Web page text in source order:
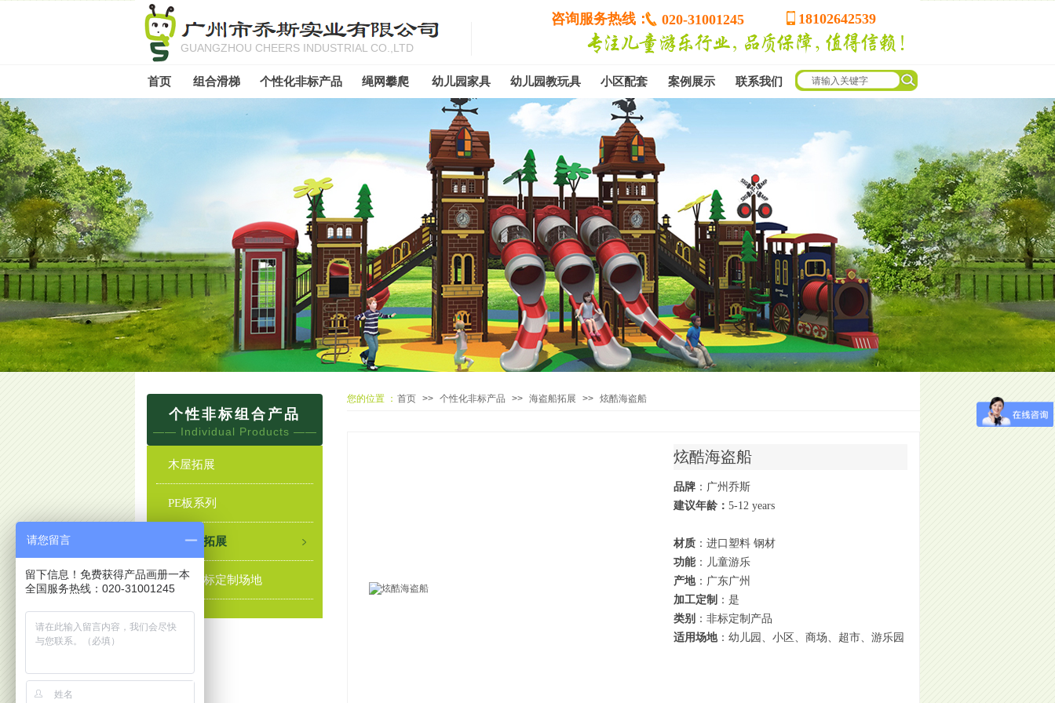
GUANGZHOU CHEERS INDUSTRIAL CO.,LTD
组合滑梯 案例展示
个性化非标产品 联系我们
小区配套
18102642539
幼儿园家具
首页
020-31001245
绳网攀爬 幼儿园教玩具
咨询服务热线：
首页 >> 个性化非标产品 >> 海盗船拓展 >> 炫酷海盗船
您的位置 ：
个性非标组合产品
—— Individual Products ——
炫酷海盗船
品牌 ：广州乔斯
建议年龄： 5-12 years
材质 ：进口塑料 钢材
功能 ：儿童游乐
产地 ：广东广州
加工定制 ：是
类别 ：非标定制产品
适用场地 ：幼儿园、小区、商场、超市、游乐园
木屋拓展
PE板系列
海盗船拓展
个性非标定制场地
请您留言
留下信息！免费获得产品画册一本
全国服务热线：020-31001245